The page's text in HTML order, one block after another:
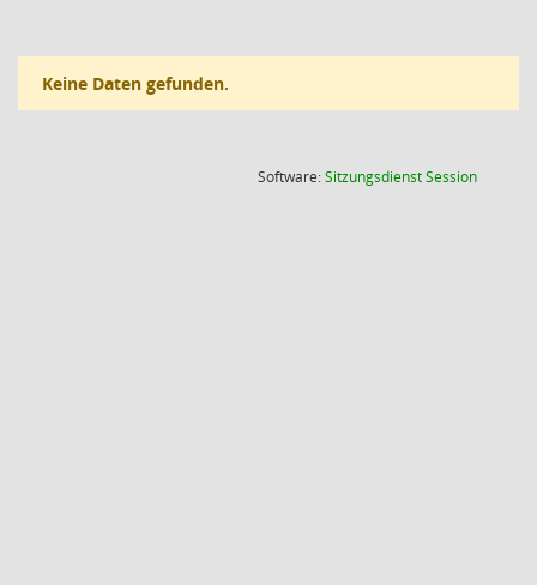
Keine Daten gefunden.
Software:SitzungsdienstSession(Wird in